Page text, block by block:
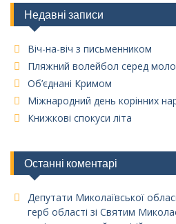
Недавні записи
Віч-на-віч з письменником
Пляжний волейбол серед
Об’єднані Кримом
Міжнародний день корінних
Книжкові спокуси літа
Останні коментарі
Депутати Миколаївської
герб області зі Святим